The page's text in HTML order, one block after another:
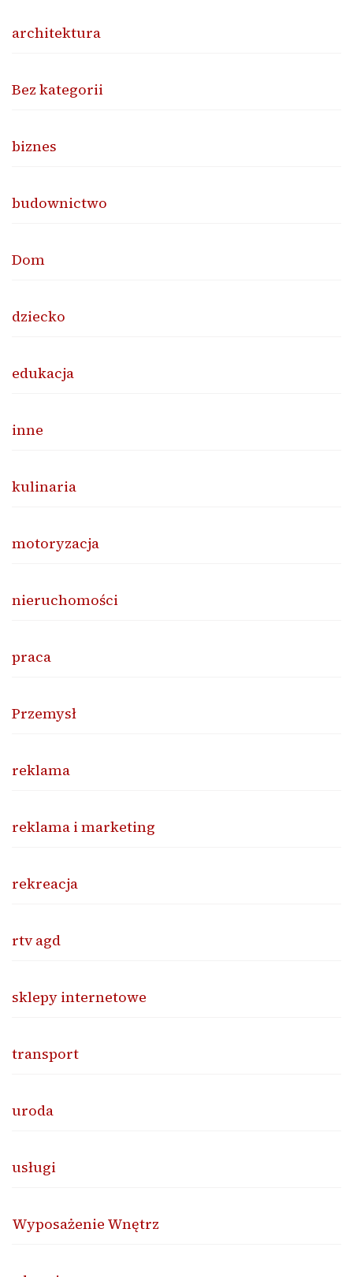
architektura
Bez kategorii
biznes
budownictwo
Dom
dziecko
edukacja
inne
kulinaria
motoryzacja
nieruchomości
praca
Przemysł
reklama
reklama i marketing
rekreacja
rtv agd
sklepy internetowe
transport
uroda
usługi
Wyposażenie Wnętrz